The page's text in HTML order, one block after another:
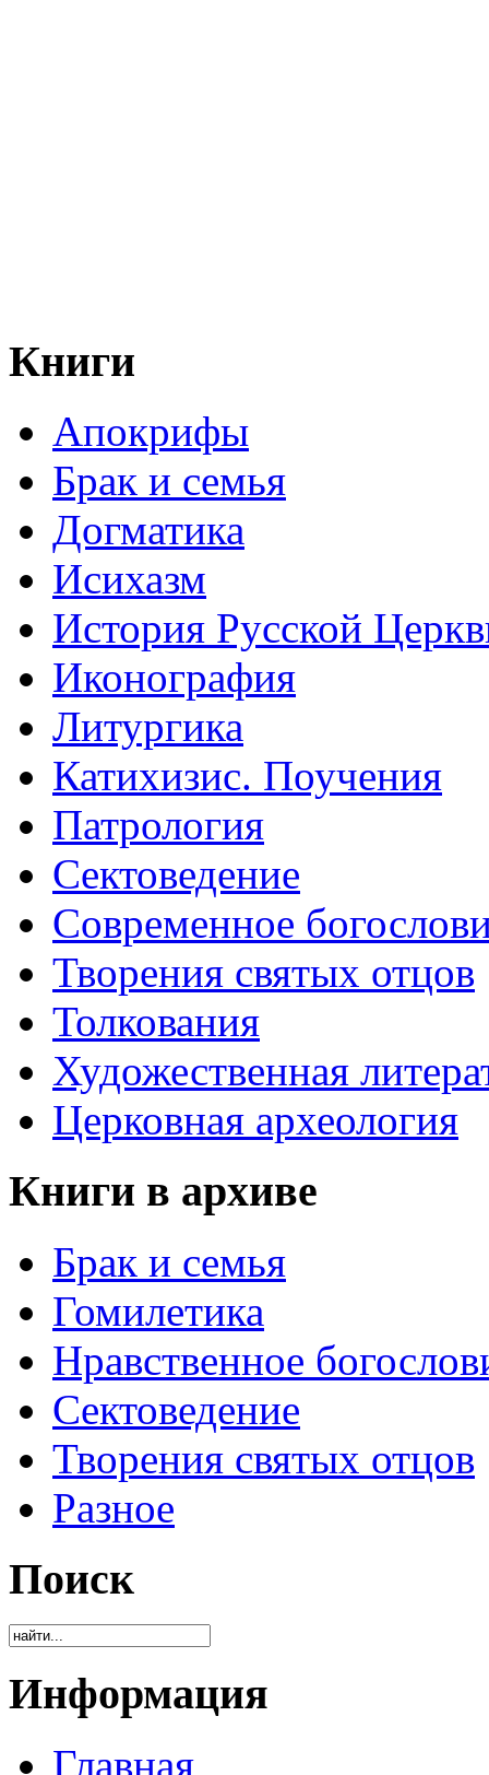
Книги
Апокрифы
Брак и семья
Догматика
Исихазм
История Русской
Иконография
Литургика
Катихизис. Поучения
Патрология
Сектоведение
Современное
Творения святых отцов
Толкования
Художественная
Церковная археология
Книги в архиве
Брак и семья
Гомилетика
Нравственное
Сектоведение
Творения святых отцов
Разное
Поиск
Информация
Главная